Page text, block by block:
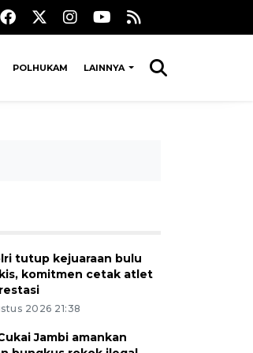
POLHUKAM LAINNYA
tutup kejuaraan bulu
komitmen cetak atlet
2026 21:38
Jambi amankan